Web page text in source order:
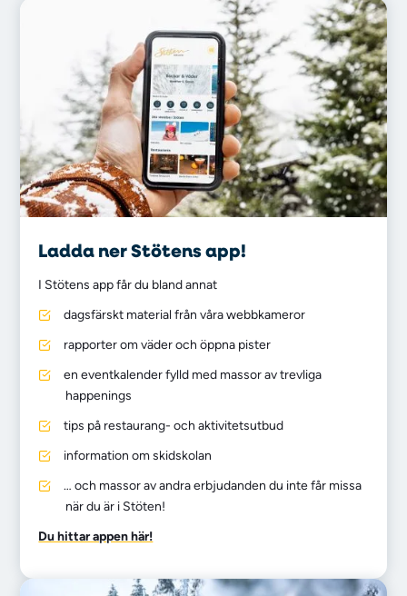
Ladda ner Stötens app!
I Stötens app får du bland annat
dagsfärskt material från våra webbkameror
rapporter om väder och öppna pister
en eventkalender fylld med massor av trevliga
happenings
tips på restaurang- och aktivitetsutbud
information om skidskolan
… och massor av andra erbjudanden du inte får missa
när du är i Stöten!
Du hittar appen här!